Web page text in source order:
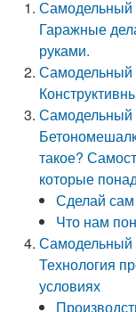
Самодельный
Гаражные
руками.
Самодельный
Самодельный
такое?
которые
Сделай сам
Что нам
Самодельный
Технология
условиях